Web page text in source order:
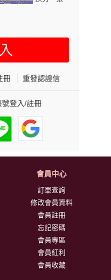
冊 重發認證信
登入/註冊
會員中心
訂單查詢
修改會員資料
會員註冊
忘記密碼
會員專區
會員紅利
會員收藏